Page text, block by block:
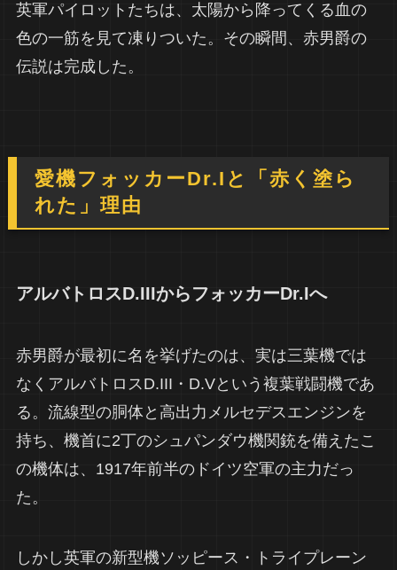
英軍パイロットたちは、太陽から降ってくる血の
色の一筋を見て凍りついた。その瞬間、赤男爵の
伝説は完成した。
愛機フォッカーDr.Iと「赤く塗ら
れた」理由
アルバトロスD.IIIからフォッカーDr.Iへ
赤男爵が最初に名を挙げたのは、実は三葉機では
なくアルバトロスD.III・D.Vという複葉戦闘機であ
る。流線型の胴体と高出力メルセデスエンジンを
持ち、機首に2丁のシュパンダウ機関銃を備えたこ
の機体は、1917年前半のドイツ空軍の主力だっ
た。
しかし英軍の新型機ソッピース・トライプレーン